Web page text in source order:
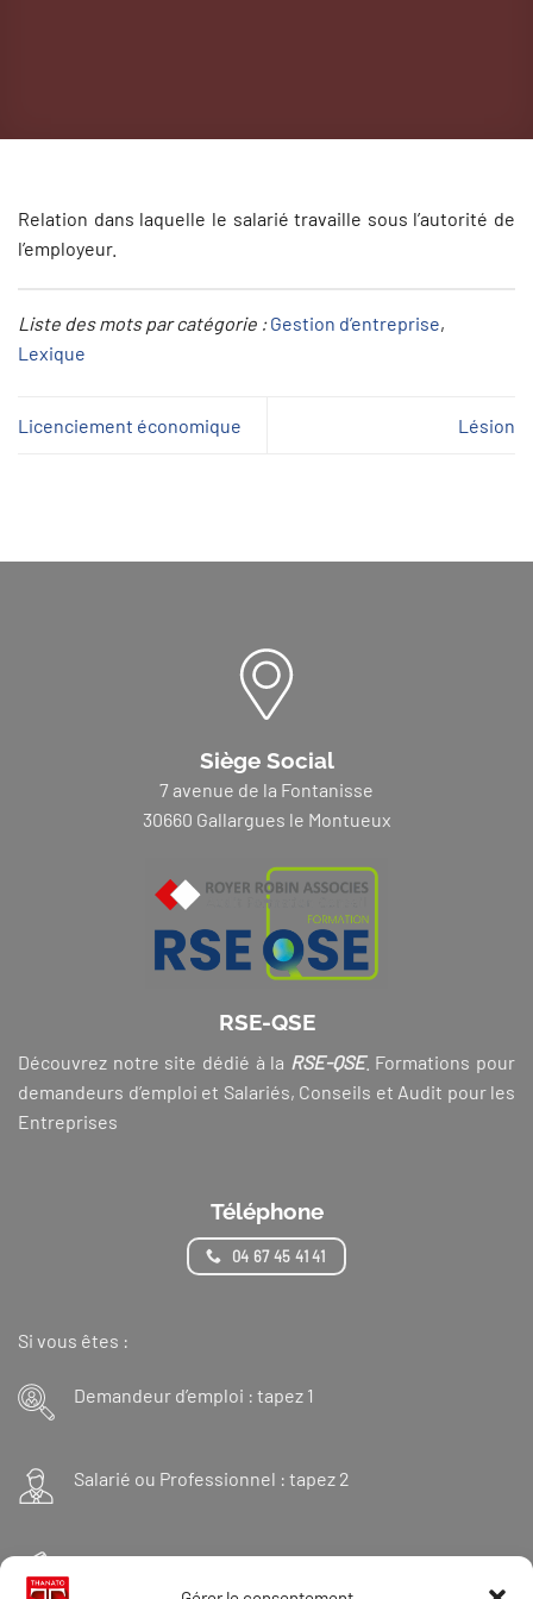
Relation dans laquelle le salarié travaille sous l’autorité de
l’employeur.
Liste des mots par catégorie :Gestion d’entreprise
Lexique
Licenciement économique Lésion
Siège Social
7 avenue de la Fontanisse
30660 Gallargues le Montueux
RSE-QSE
Découvrez notre site dédié à la RSE-QSE. Formations pour
demandeurs d’emploi et Salariés, Conseils et Audit pour les
Entreprises
Téléphone
04 67 45 41 41
Si vous êtes :
Demandeur d’emploi : tapez 1
Salarié ou Professionnel : tapez 2
Financeur : tapez 3